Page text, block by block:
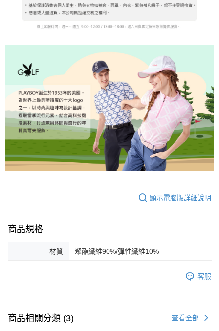
顯示電腦版詳細說明
商品規格
材質 聚酯纖維90%/彈性纖維10%
客服
商品相關分類 (3) 查看全部